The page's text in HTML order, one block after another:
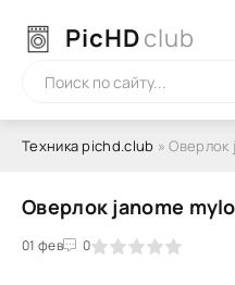
PicHDclub
Техника pichd.club » Оверлок
Оверлок janome
01 фев 0
3 4 5